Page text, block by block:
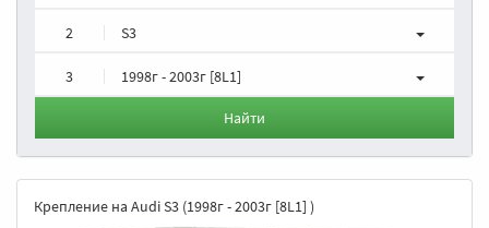
2 S3
3 1998г - 2003г [8L1]
Найти
Крепление на Audi S3 (1998г - 2003г [8L1] )